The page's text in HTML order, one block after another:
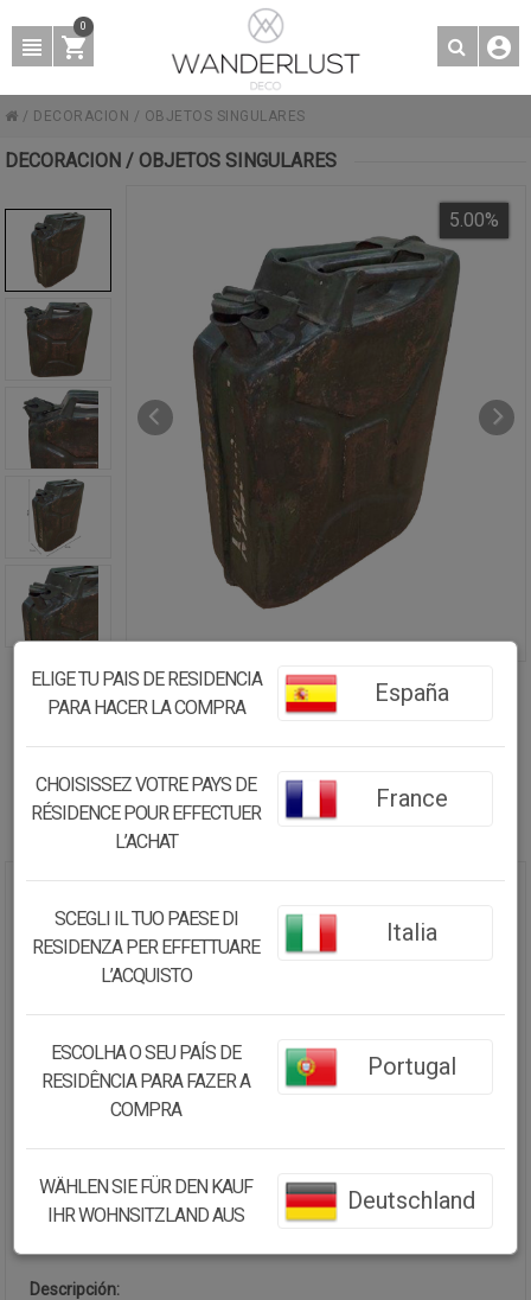
0
/ DECORACION / OBJETOS SINGULARES
DECORACION / OBJETOS SINGULARES
BIDÓN DE METAL CON ACABADO
ARTESANAL
5.00%
61.73€
Cantidad:
CONTINUAR COMPRANDO
Descripción:
ELIGE TU PAIS DE RESIDENCIA
PARA HACER LA COMPRA
España
CHOISISSEZ VOTRE PAYS DE
RÉSIDENCE POUR EFFECTUER
L’ACHAT
France
SCEGLI IL TUO PAESE DI
RESIDENZA PER EFFETTUARE
L’ACQUISTO
Italia
ESCOLHA O SEU PAÍS DE
RESIDÊNCIA PARA FAZER A
COMPRA
Portugal
WÄHLEN SIE FÜR DEN KAUF
IHR WOHNSITZLAND AUS
Deutschland